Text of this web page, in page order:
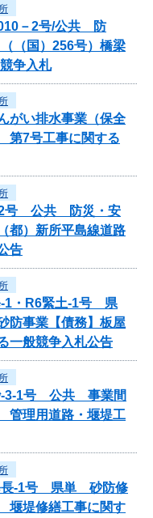
010－2号/公共 防
（国）256号）橋梁
争入札
がい排水事業（保全
7号工事に関する
2号 公共 防災・安
都）新所平島線道路
告
-1・R6緊土-1号 県
防事業【債務】板屋
一般競争入札公告
-3-1号 公共 事業間
管理用道路・堰堤工
長-1号 県単 砂防修
堰堤修繕工事に関す